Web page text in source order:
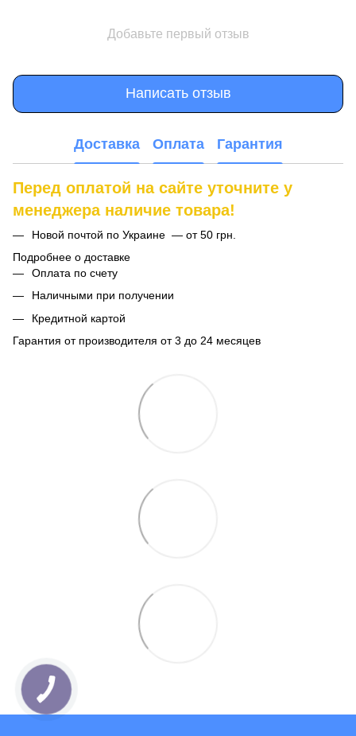
Добавьте первый отзыв
Написать отзыв
Доставка Оплата Гарантия
Перед оплатой на сайте уточните у
менеджера наличие товара!
Новой почтой по Украине — от 50 грн.
Подробнее о доставке
Оплата по счету
Наличными при получении
Кредитной картой
Гарантия от производителя от 3 до 24 месяцев